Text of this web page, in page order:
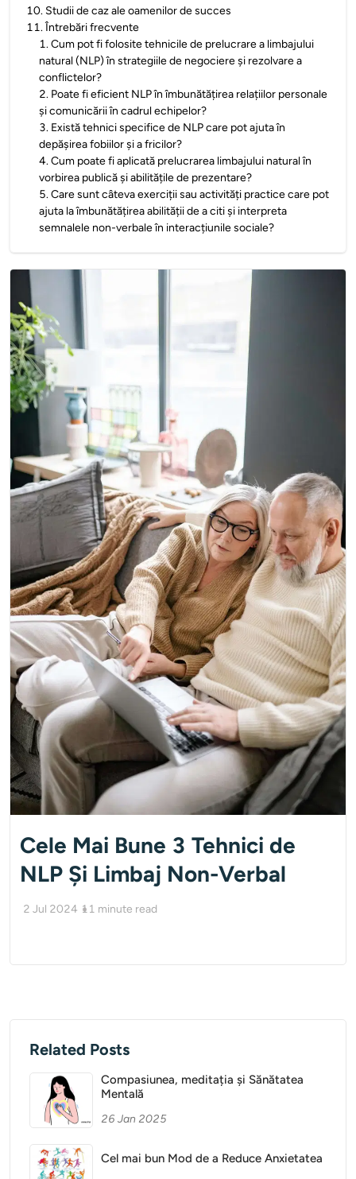
10. Studii de caz ale oamenilor de succes
11.Întrebări frecvente
1.Cum pot fi folosite tehnicile de prelucrare a limbajului
natural (NLP) în strategiile de negociere și rezolvare a
conflictelor?
2. Poate fi eficient NLP în îmbunătățirea relațiilor personale
și comunicării în cadrul echipelor?
3. Există tehnici specifice de NLP care pot ajuta în
depășirea fobiilor și a fricilor?
4.Cum poate fi aplicată prelucrarea limbajului natural în
vorbirea publică și abilitățile de prezentare?
5.Care sunt câteva exerciții sau activități practice care pot
ajuta la îmbunătățirea abilității de a citi și interpreta
semnalele non-verbale în interacțiunile sociale?
Cele Mai Bune 3 Tehnici de
NLP Și Limbaj Non-Verbal
2 Jul 2024 11 minute read
Related Posts
Compasiunea, meditația și Sănătatea
Mentală
26 Jan 2025
Cel mai bun Mod de a Reduce Anxietatea